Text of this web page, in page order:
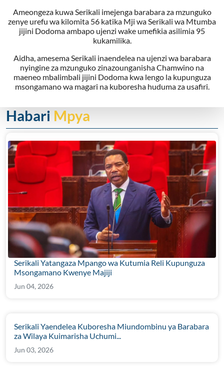
Ameongeza kuwa Serikali imejenga barabara za mzunguko
zenye urefu wa kilomita 56 katika Mji wa Serikali wa Mtumba
jijini Dodoma ambapo ujenzi wake umefikia asilimia 95
kukamilika.
Aidha, amesema Serikali inaendelea na ujenzi wa barabara
nyingine za mzunguko zinazounganisha Chamwino na
maeneo mbalimbali jijini Dodoma kwa lengo la kupunguza
msongamano wa magari na kuboresha huduma za usafiri.
Habari Mpya
Serikali Yatangaza Mpango wa Kutumia Reli Kupunguza
Msongamano Kwenye Majiji
Jun 04, 2026
Serikali Yaendelea Kuboresha Miundombinu ya Barabara
za Wilaya Kuimarisha Uchumi...
Jun 03, 2026